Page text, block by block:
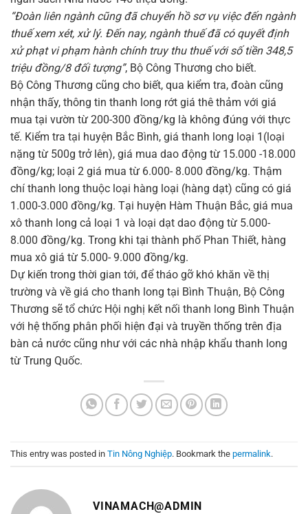
“Đoàn liên ngành cũng đã chuyển hồ sơ vụ việc đến ngành
thuế xem xét, xử lý. Đến nay, ngành thuế đã có quyết định
xử phạt vi phạm hành chính truy thu thuế với số tiền 348,5
triệu đồng/8 đối tượng”, Bộ Công Thương cho biết.
Bộ Công Thương cũng cho biết, qua kiểm tra, đoàn cũng
nhận thấy, thông tin thanh long rớt giá thê thảm với giá
mua tại vườn từ 200-300 đồng/kg là không đúng với thực
tế. Kiểm tra tại huyện Bắc Bình, giá thanh long loại 1(loại
nặng từ 500g trở lên), giá mua dao động từ 15.000 -18.000
đồng/kg; loại 2 giá mua từ 6.000- 8.000 đồng/kg. Thậm
chí thanh long thuộc loại hàng loại (hàng dạt) cũng có giá
1.000-3.000 đồng/kg. Tại huyện Hàm Thuận Bắc, giá mua
xô thanh long cả loại 1 và loại dạt dao động từ 5.000-
8.000 đồng/kg. Trong khi tại thành phố Phan Thiết, hàng
mua xô giá từ 5.000- 9.000 đồng/kg.
Dự kiến trong thời gian tới, để tháo gỡ khó khăn về thị
trường và về giá cho thanh long tại Bình Thuận, Bộ Công
Thương sẽ tổ chức Hội nghị kết nối thanh long Bình Thuận
với hệ thống phân phối hiện đại và truyền thống trên địa
bàn cả nước cũng như với các nhà nhập khẩu thanh long
từ Trung Quốc.
This entry was posted in Tin Nông Nghiệp. Bookmark the permalink.
VINAMACH@ADMIN